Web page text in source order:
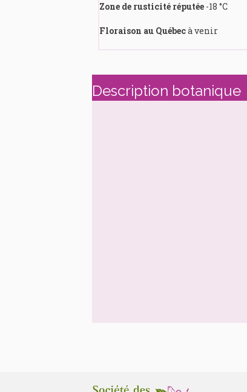
Zone de rusticité réputée -18 °C
Floraison au Québecà venir
Description botanique